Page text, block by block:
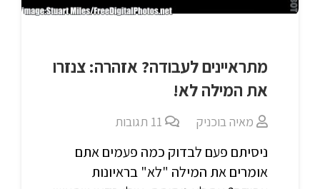
מתראיינים לעבודה? אזהרה: צנזרו
את המילה לא!
מאיה בוכניק 11 תגובות
ניסיתם פעם לבדוק כמה פעמים אתם
אומרים את המילה "לא" בראיונות